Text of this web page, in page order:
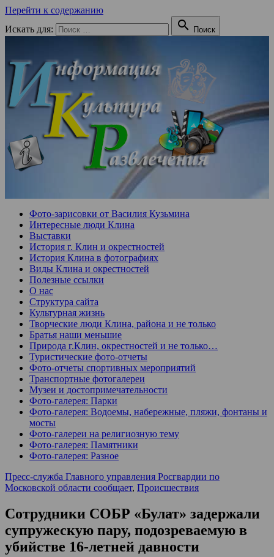
Перейти к содержанию
Искать для:
 Поиск
Фото-зарисовки от Василия Кузьмина
Интересные люди Клина
Выставки
История г. Клин и окрестностей
История Клина в фотографиях
Виды Клина и окрестностей
Полезные ссылки
О нас
Структура сайта
Культурная жизнь
Творческие люди Клина, района и не только
Братья наши меньшие
Природа г.Клин, окрестностей и не только…
Туристические фото-отчеты
Фото-отчеты спортивных мероприятий
Транспортные фотогалереи
Музеи и достопримечательности
Фото-галерея: Парки
Фото-галерея: Водоемы, набережные, пляжи, фонтаны и
мосты
Фото-галереи на религиозную тему
Фото-галерея: Памятники
Фото-галерея: Разное
Пресс-служба Главного управления Росгвардии по
Московской области сообщает, Происшествия
Сотрудники СОБР «Булат» задержали
супружескую пару, подозреваемую в
убийстве 16-летней давности